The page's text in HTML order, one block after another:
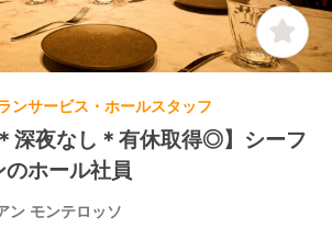
ンサービス・ホールスタッフ
深夜なし＊有休取得◎】シーフ
ホール社員
ン モンテロッソ